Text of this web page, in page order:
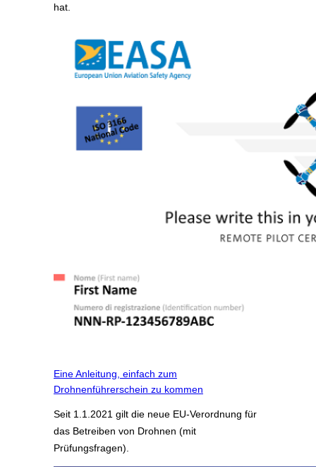
hat.
Eine Anleitung, einfach zum
Drohnenführerschein zu kommen
Seit 1.1.2021 gilt die neue EU-Verordnung für
das Betreiben von Drohnen (mit
Prüfungsfragen).